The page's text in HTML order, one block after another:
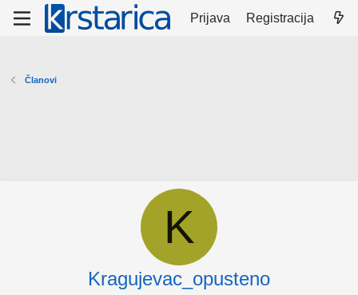
Prijava Registracija
Članovi
K
Kragujevac_opusteno